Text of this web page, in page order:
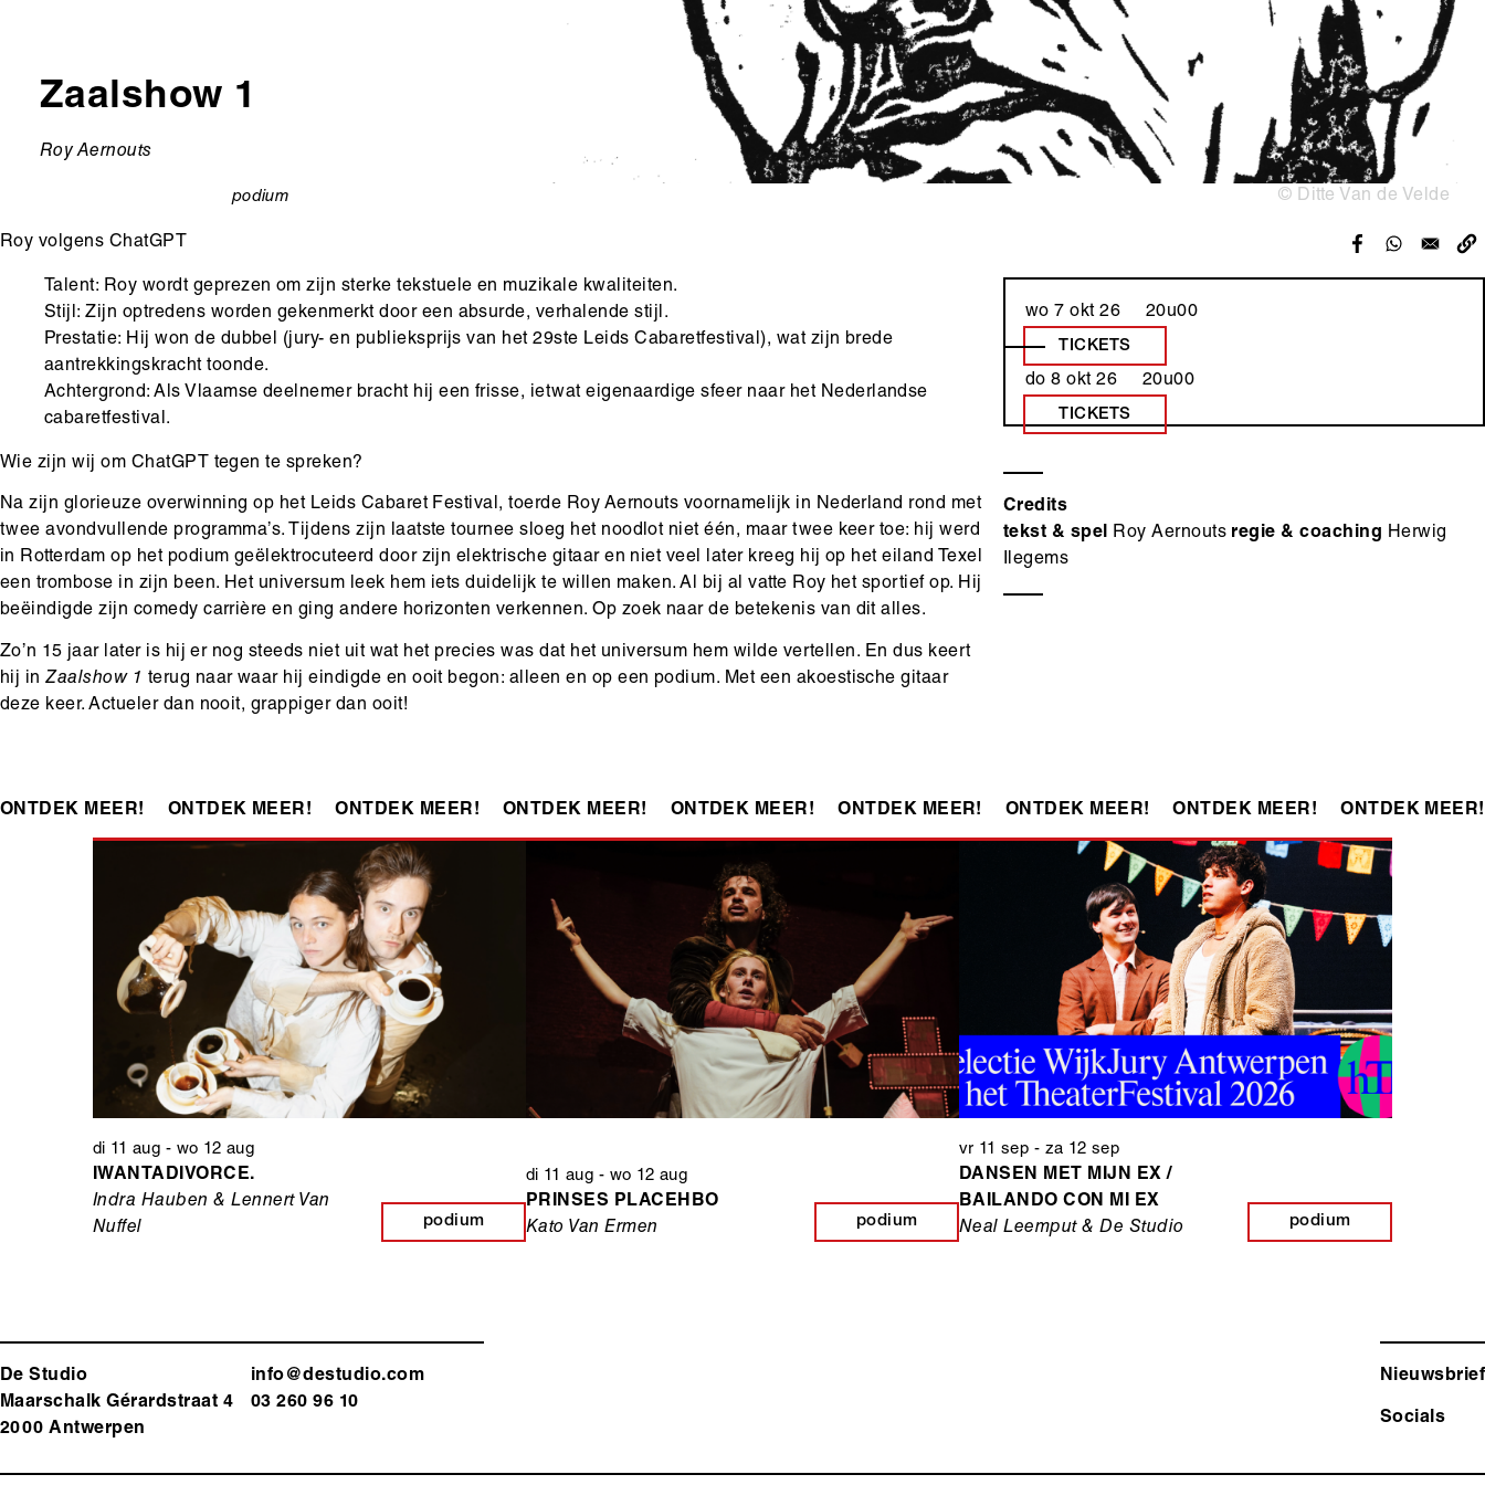
Zaalshow 1
Ondertitel
Roy Aernouts
podium © Ditte Van de Velde
Roy volgens ChatGPT
Talent: Roy wordt geprezen om zijn sterke tekstuele en muzikale kwaliteiten.
Stijl: Zijn optredens worden gekenmerkt door een absurde, verhalende stijl.
Prestatie: Hij won de dubbel (jury- en publieksprijs van het 29ste Leids Cabaretfestival), wat zijn brede
aantrekkingskracht toonde.
Achtergrond: Als Vlaamse deelnemer bracht hij een frisse, ietwat eigenaardige sfeer naar het Nederlandse
cabaretfestival.
Wie zijn wij om ChatGPT tegen te spreken?
Na zijn glorieuze overwinning op het Leids Cabaret Festival, toerde Roy Aernouts voornamelijk in Nederland rond met
twee avondvullende programma’s. Tijdens zijn laatste tournee sloeg het noodlot niet één, maar twee keer toe: hij werd
in Rotterdam op het podium geëlektrocuteerd door zijn elektrische gitaar en niet veel later kreeg hij op het eiland Texel
een trombose in zijn been. Het universum leek hem iets duidelijk te willen maken. Al bij al vatte Roy het sportief op. Hij
beëindigde zijn comedy carrière en ging andere horizonten verkennen. Op zoek naar de betekenis van dit alles.
Zo’n 15 jaar later is hij er nog steeds niet uit wat het precies was dat het universum hem wilde vertellen. En dus keert
hij inZaalshow 1 terug naar waar hij eindigde en ooit begon: alleen en op een podium. Met een akoestische gitaar
deze keer. Actueler dan nooit, grappiger dan ooit!
wo 7 okt 26 20u00
TICKETS
do 8 okt 26 20u00
TICKETS
Credits
tekst & spel Roy Aernoutsregie & coaching Herwig
Ilegems
ONTDEK MEER! ONTDEK MEER! ONTDEK MEER! ONTDEK MEER! ONTDEK MEER! ONTDEK MEER! ONTDEK MEER! ONTDEK MEER! ONTDEK MEER!
di 11 aug - wo 12 aug
IWANTADIVORCE.
Indra Hauben & Lennert Van
Nuffel
podium
di 11 aug - wo 12 aug
PRINSES PLACEHBO
Kato Van Ermen
podium
vr 11 sep - za 12 sep
DANSEN MET MIJN EX /
BAILANDO CON MI EX
Neal Leemput & De Studio
podium
De Studio
Maarschalk Gérardstraat 4
2000 Antwerpen
info@destudio.com
03 260 96 10
Nieuwsbrief
Socials